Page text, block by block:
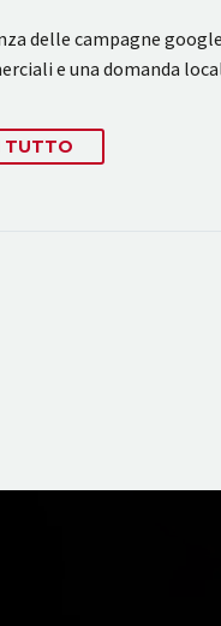
delle campagne
e una domanda
TUTTO